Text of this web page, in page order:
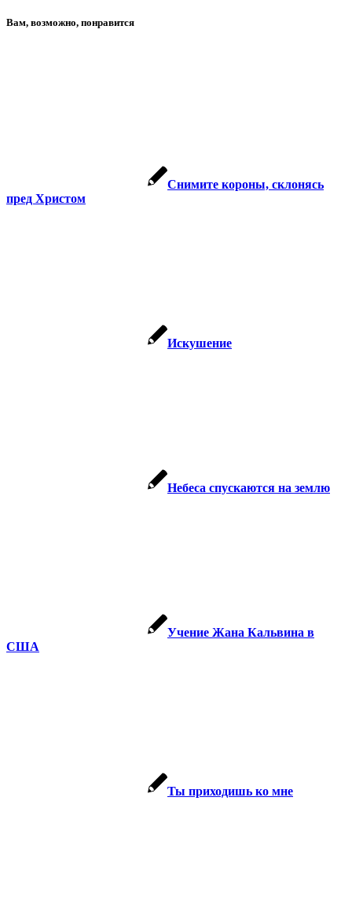
Вам, возможно, понравится
Снимите короны, склонясь
пред Христом
Искушение
Небеса спускаются на землю
Учение Жана Кальвина в
США
Ты приходишь ко мне